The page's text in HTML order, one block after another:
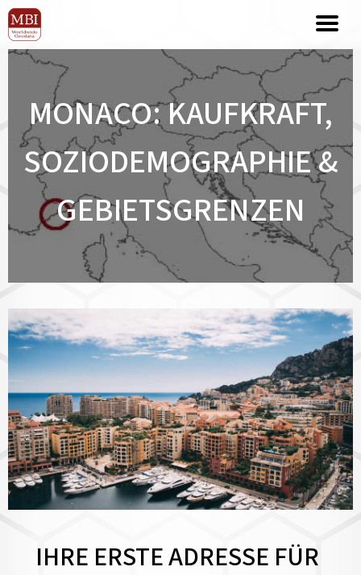
MONACO: KAUFKRAFT,
SOZIODEMOGRAPHIE &
GEBIETSGRENZEN
IHRE ERSTE ADRESSE FÜR